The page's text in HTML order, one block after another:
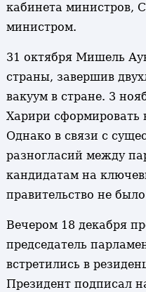
кабинета министров,
министром.
31 октября Мишель
страны, завершив
вакуум в стране. 3
Харири сформировать
Однако в связи с
разногласий между
кандидатам на
правительство не
Вечером 18 декабря
председатель
встретились в
Президент подписал